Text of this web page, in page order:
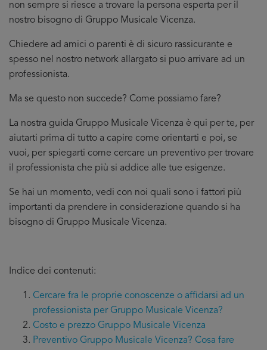
non sempre si riesce a trovare la persona esperta per il
nostro bisogno di Gruppo Musicale Vicenza.
Chiedere ad amici o parenti è di sicuro rassicurante e
spesso nel nostro network allargato si puo arrivare ad un
professionista.
Ma se questo non succede? Come possiamo fare?
La nostra guida Gruppo Musicale Vicenza è qui per te, per
aiutarti prima di tutto a capire come orientarti e poi, se
vuoi, per spiegarti come cercare un preventivo per trovare
il professionista che più si addice alle tue esigenze.
Se hai un momento, vedi con noi quali sono i fattori più
importanti da prendere in considerazione quando si ha
bisogno di Gruppo Musicale Vicenza.
Indice dei contenuti:
Cercare fra le proprie conoscenze o affidarsi ad un
professionista per Gruppo Musicale Vicenza?
Costo e prezzo Gruppo Musicale Vicenza
Preventivo Gruppo Musicale Vicenza? Cosa fare